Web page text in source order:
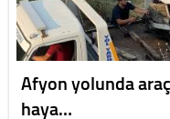
Afyon yolunda
haya…